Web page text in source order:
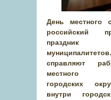
День местного
российский
праздник
справляют
местного
городских
внутри